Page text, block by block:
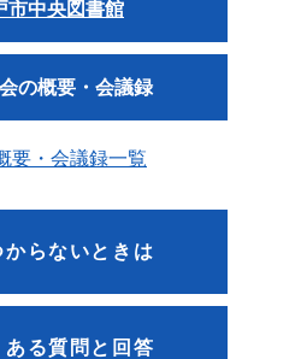
市中央図書館
の概要・会議録
要・会議録一覧
からないときは
ある質問と回答